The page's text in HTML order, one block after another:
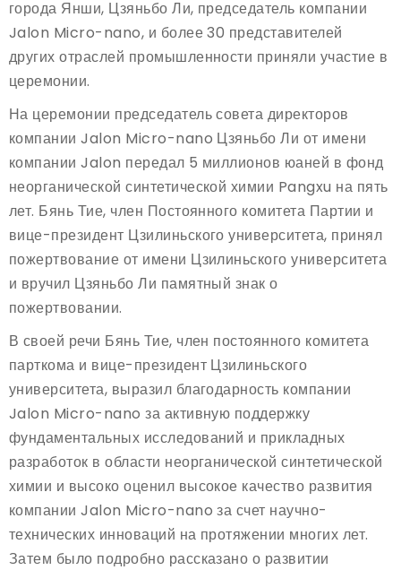
города Янши, Цзяньбо Ли, председатель компании
Jalon Micro-nano, и более 30 представителей
других отраслей промышленности приняли участие в
церемонии.
На церемонии председатель совета директоров
компании Jalon Micro-nano Цзяньбо Ли от имени
компании Jalon передал 5 миллионов юаней в фонд
неорганической синтетической химии Pangxu на пять
лет. Бянь Тие, член Постоянного комитета Партии и
вице-президент Цзилиньского университета, принял
пожертвование от имени Цзилиньского университета
и вручил Цзяньбо Ли памятный знак о
пожертвовании.
В своей речи Бянь Тие, член постоянного комитета
парткома и вице-президент Цзилиньского
университета, выразил благодарность компании
Jalon Micro-nano за активную поддержку
фундаментальных исследований и прикладных
разработок в области неорганической синтетической
химии и высоко оценил высокое качество развития
компании Jalon Micro-nano за счет научно-
технических инноваций на протяжении многих лет.
Затем было подробно рассказано о развитии